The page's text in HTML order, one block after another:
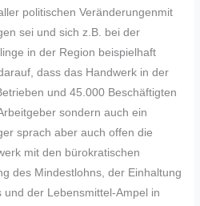
politischen Veränderungenmit
sei und sich z.B. bei der
in der Region beispielhaft
dass das Handwerk in der
und 45.000 Beschäftigten
sondern auch ein
sprach aber auch offen die
mit den bürokratischen
des Mindestlohns, der Einhaltung
der Lebensmittel-Ampel in